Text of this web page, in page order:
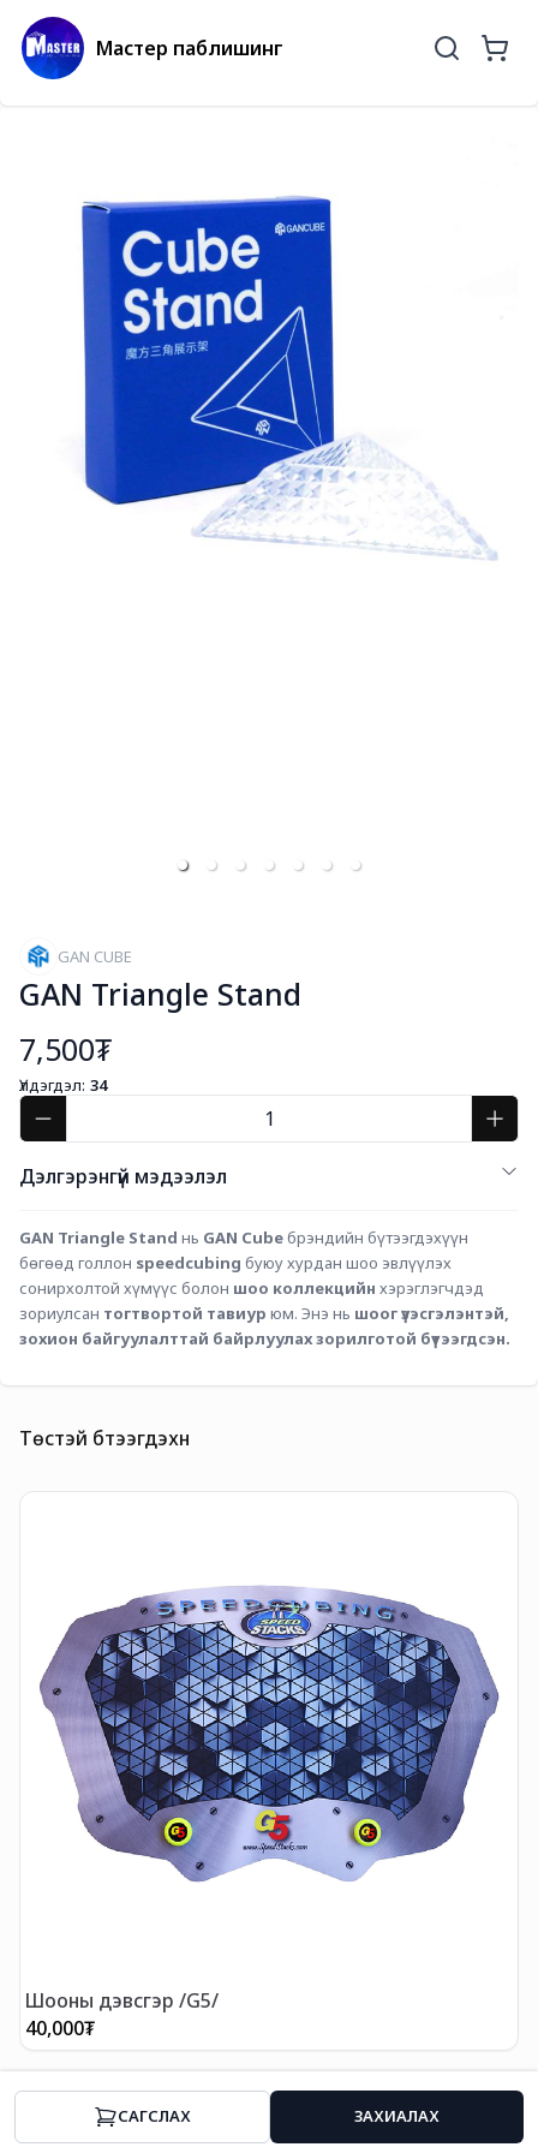
Мастер паблишинг
GAN CUBE
GAN Triangle Stand
7,500₮
Үлдэгдэл: 34
CАГСЛАХ ЗАХИАЛАХ
Дэлгэрэнгүй мэдээлэл
GAN Triangle Stand нь GAN Cube брэндийн бүтээгдэхүүн
бөгөөд голлон speedcubing буюу хурдан шоо эвлүүлэх
сонирхолтой хүмүүс болон шоо коллекцийн хэрэглэгчдэд
зориулсан тогтвортой тавиур юм. Энэ нь шоог үзэсгэлэнтэй,
зохион байгуулалттай байрлуулах зорилготой бүтээгдсэн.
Төстэй бүтээгдэхүүн
Шооны дэвсгэр /G5/
40,000₮
Нүүр Ангилал Хямдрал Профайл